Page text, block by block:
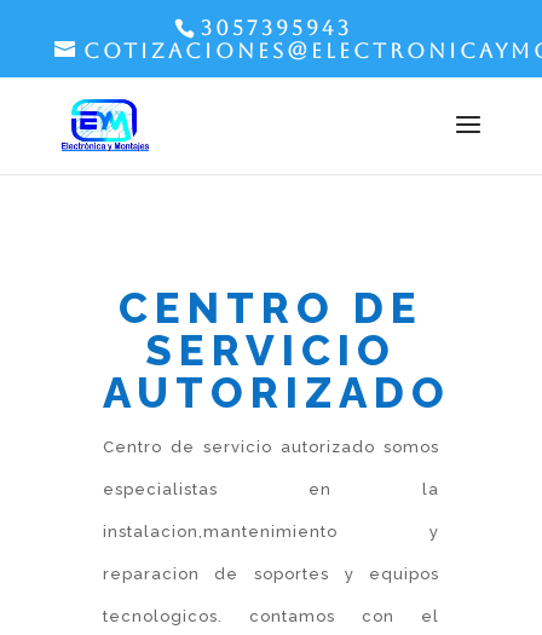
3057395943
CENTRO DE
SERVICIO
AUTORIZADO
Centro de servicio autorizado somos
especialistas en la
instalacion,mantenimiento y
reparacion de soportes y equipos
tecnologicos. contamos con el